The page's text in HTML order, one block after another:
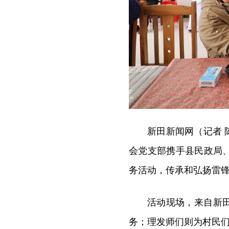
新田新闻网（记者
会党支部携手县民政局
务活动，传承和弘扬雷
活动现场，来自新
务；理发师们则为村民